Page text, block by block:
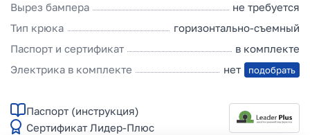
Вырез бампера
не требуется
Тип крюка
горизонтально-съемный
Паспорт и сертификат
в комплекте
Электрика в комплекте
нет подобрать
Паспорт (инструкция)
Сертификат Лидер-Плюс